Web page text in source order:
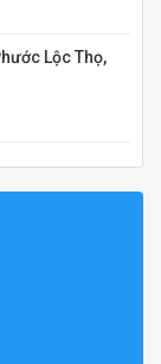
Lộc Thọ,